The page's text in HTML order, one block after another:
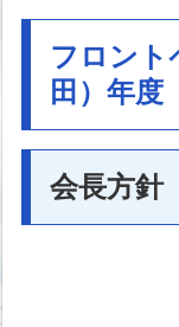
フロント
田）年度
会長方針